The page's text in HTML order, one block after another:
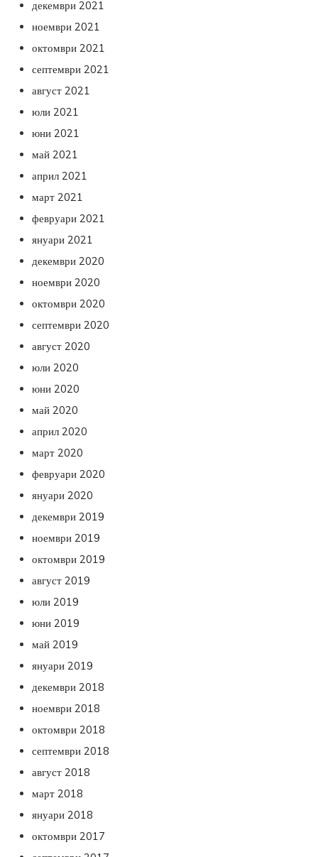
декември 2021
ноември 2021
октомври 2021
септември 2021
август 2021
юли 2021
юни 2021
май 2021
април 2021
март 2021
февруари 2021
януари 2021
декември 2020
ноември 2020
октомври 2020
септември 2020
август 2020
юли 2020
юни 2020
май 2020
април 2020
март 2020
февруари 2020
януари 2020
декември 2019
ноември 2019
октомври 2019
август 2019
юли 2019
юни 2019
май 2019
януари 2019
декември 2018
ноември 2018
октомври 2018
септември 2018
август 2018
март 2018
януари 2018
октомври 2017